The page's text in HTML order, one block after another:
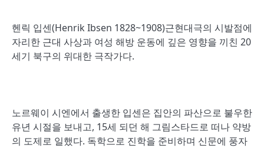
헨릭 입센(Henrik Ibsen 1828~1908)근현대극의 시발점에
자리한 근대 사상과 여성 해방 운동에 깊은 영향을 끼친 20
세기 북구의 위대한 극작가다.
노르웨이 시엔에서 출생한 입센은 집안의 파산으로 불우한
유년 시절을 보내고, 15세 되던 해 그림스타드로 떠나 약방
의 도제로 일했다. 독학으로 진학을 준비하며 신문에 풍자